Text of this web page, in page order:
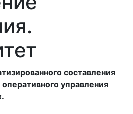
составления
управления